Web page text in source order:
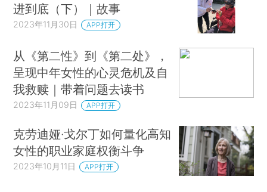
进到底（下）｜故事
2023年11月30日 APP打开
从《第二性》到《第二处》，
呈现中年女性的心灵危机及自
我救赎｜带着问题去读书
2023年11月09日 APP打开
克劳迪娅·戈尔丁如何量化高知
女性的职业家庭权衡斗争
2023年10月11日 APP打开